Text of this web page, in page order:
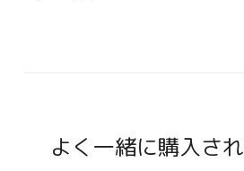
よく一緒に購入さ